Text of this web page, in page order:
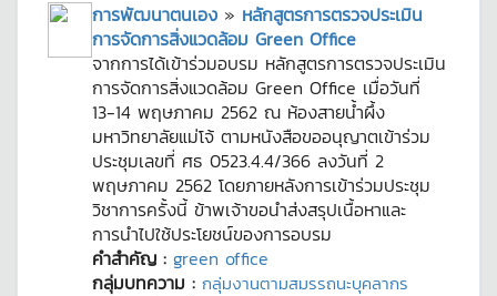
การพัฒนาตนเอง » หลักสูตรการตรวจประเมิน
การจัดการสิ่งแวดล้อม Green Office
จากการได้เข้าร่วมอบรม หลักสูตรการตรวจประเมิน
การจัดการสิ่งแวดล้อม Green Office เมื่อวันที่
13-14 พฤษภาคม 2562 ณ ห้องสายน้ำผึ้ง
มหาวิทยาลัยแม่โจ้ ตามหนังสือขออนุญาตเข้าร่วม
ประชุมเลขที่ ศธ 0523.4.4/366 ลงวันที่ 2
พฤษภาคม 2562 โดยภายหลังการเข้าร่วมประชุม
วิชาการครั้งนี้ ข้าพเจ้าขอนำส่งสรุปเนื้อหาและ
การนำไปใช้ประโยชน์ของการอบรม
คำสำคัญ : green office
กลุ่มบทความ : กลุ่มงานตามสมรรถนะบุคลากร